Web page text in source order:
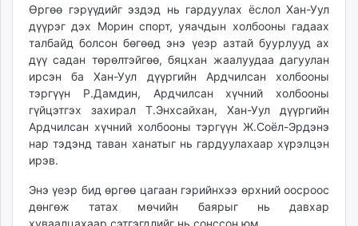
asu.mn
shudarga.mn
shuurhai.mn
unuudur.mn
isee.mn
mglradio.com
fact.mn
itoim.mn
tumen.mn
shuum.mn
times.mn
Өргөө гэрүүдийг эздэд нь гардуулах ёслол Хан-Уул
дүүрэг дэх Морин спорт, уяачдын холбооны гадаах
талбайд болсон бөгөөд энэ үеэр азтай буурлууд ах
дүү садан төрөлтэйгөө, бяцхан жаалуудаа дагуулан
ирсэн ба Хан-Уул дүүргийн Ардчилсан холбооны
тэргүүн Р.Дамдин, Ардчилсан хүчний холбооны
гүйцэтгэх захирал Т.Энхсайхан, Хан-Уул дүүргийн
Ардчилсан хүчний холбооны тэргүүн Ж.Соёл-Эрдэнэ
нар тэдэнд таван ханатыг нь гардуулахаар хүрэлцэн
ирэв.
Энэ үеэр бид өргөө цагаан гэрийнхээ өрхний оосроос
дөнгөж татах мөчийн баярыг нь давхар
хуваалцахаар сэтгэгдлийг нь сонссон юм.